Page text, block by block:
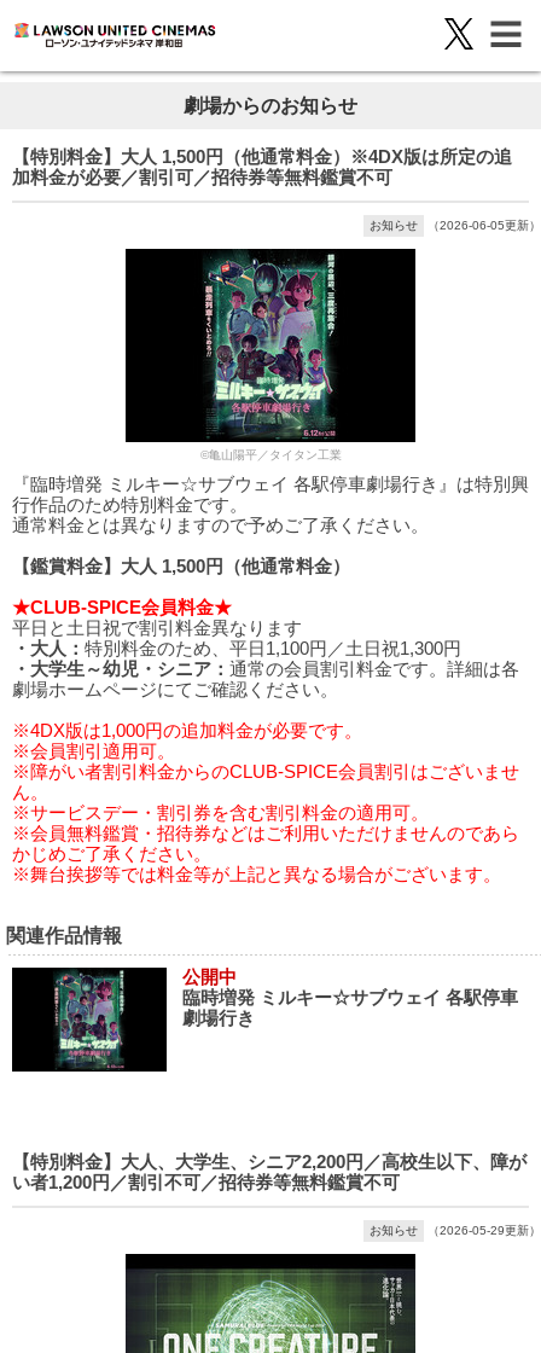
劇場からのお知らせ
【特別料金】大人 1,500円（他通常料金）※4DX版は所定の追
加料金が必要／割引可／招待券等無料鑑賞不可
お知らせ （2026-06-05更新）
©亀山陽平／タイタン工業
『臨時増発 ミルキー☆サブウェイ 各駅停車劇場行き』は特別興
行作品のため特別料金です。
通常料金とは異なりますので予めご了承ください。
【鑑賞料金】大人 1,500円（他通常料金）
★CLUB-SPICE会員料金★
平日と土日祝で割引料金異なります
・大人： 特別料金のため、平日1,100円／土日祝1,300円
・大学生～幼児・シニア： 通常の会員割引料金です。詳細は各
劇場ホームページにてご確認ください。
※4DX版は1,000円の追加料金が必要です。
※会員割引適用可。
※障がい者割引料金からのCLUB-SPICE会員割引はございませ
ん。
※サービスデー・割引券を含む割引料金の適用可。
※会員無料鑑賞・招待券などはご利用いただけませんのであら
かじめご了承ください。
※舞台挨拶等では料金等が上記と異なる場合がございます。
関連作品情報
公開中
臨時増発 ミルキー☆サブウェイ 各駅停車
劇場行き
【特別料金】大人、大学生、シニア2,200円／高校生以下、障が
い者1,200円／割引不可／招待券等無料鑑賞不可
お知らせ （2026-05-29更新）